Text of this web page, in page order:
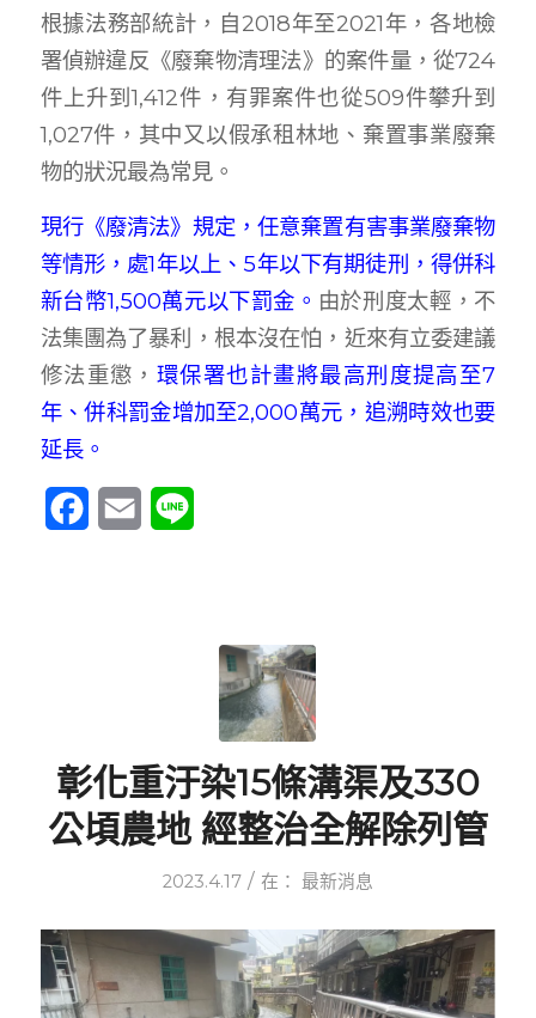
根據法務部統計，自2018年至2021年，各地檢
署偵辦違反《廢棄物清理法》的案件量，從724
件上升到1,412件，有罪案件也從509件攀升到
1,027件，其中又以假承租林地、棄置事業廢棄
物的狀況最為常見。
現行《廢清法》規定，任意棄置有害事業廢棄物
等情形，處1年以上、5年以下有期徒刑，得併科
新台幣1,500萬元以下罰金。 由於刑度太輕，不
法集團為了暴利，根本沒在怕，近來有立委建議
修法重懲， 環保署也計畫將最高刑度提高至7
年、併科罰金增加至2,000萬元，追溯時效也要
延長。
Facebook
Email
彰化重汙染15條溝渠及330
公頃農地 經整治全解除列管
2023.4.17 / 在： 最新消息